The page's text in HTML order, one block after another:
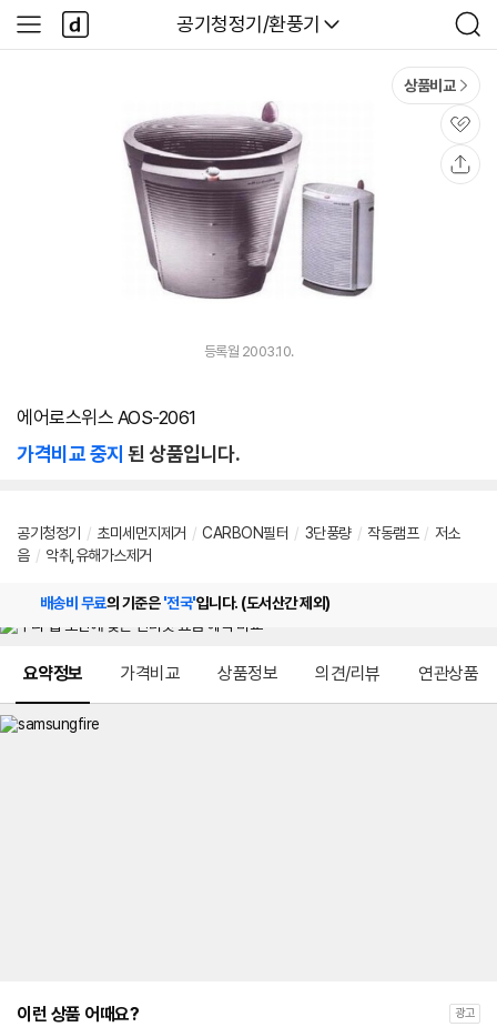
다나와
공기청정기/환풍기
검
색
사
이
다
나
와
상품비교
관
심
등록월 2003.10.
에어로스위스 AOS-2061
가격비교 중지 된 상품입니다.
공기청정기 / 초미세먼지제거 / CARBON필터 / 3단풍량 / 작동램프 / 저소
음 / 악취,유해가스제거
배송비 무료의 기준은'전국'입니다. (도서산간 제외)
요약정보 가격비교 상품정보 의견/리뷰 연관상품
이런 상품 어때요? 광고